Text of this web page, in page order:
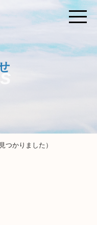
つかりました）